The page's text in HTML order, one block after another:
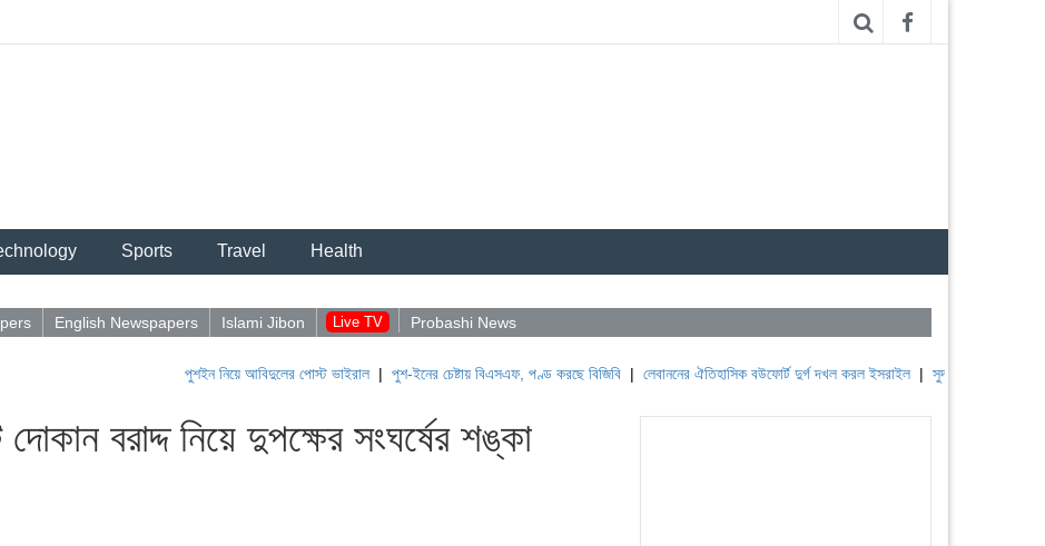
Sports Travel Health
English Newspapers Islami Jibon Live TV Probashi News
পুশইন নিয়ে আবিদুলের পোস্ট ভাইরাল|পুশ-ইনের চেষ্টায় বিএসএফ, পণ্ড করছে বিজিবি|লেবাননের ঐতিহাসিক বউফোর্ট দুর্গ দখল করল ইসরাইল|সুদানে ভূমিধসে অন্তত ১০০০
বরাদ্দ নিয়ে দুপক্ষের সংঘর্ষের শঙ্কা